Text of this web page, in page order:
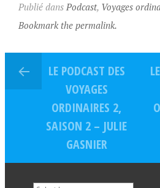
Publié dans Podcast, Voyages
Bookmark the permalink.
LE PODCAST DES
VOYAGES
ORDINAIRES 2,
SAISON 2 – JULIE
GASNIER